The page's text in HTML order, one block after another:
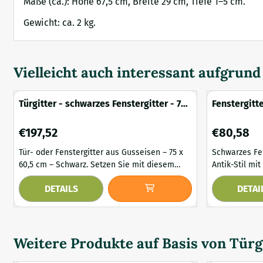
Gewicht: ca. 2 kg.
Vielleicht auch interessant
Türgitter - schwarzes Fenstergitter - 75
Preis: 197,52
€197,52
Tür- oder Fenstergitter aus Gusseisen – 75 x
60,5 cm – Schwarz. Setzen Sie mit diesem
schönen Tür- oder Fenstergitter aus
massivem Gusseisen einen stilvollen und
robusten Akzent in Ihr Zuhause. Die
schwarze Farbe für ein zeitloses und
elegantes Finish sorgt. Dieses G...
DETAILS
Preis: 80,58
€80,58
Schwarzes
Antik-Stil mit
Sie Ihrem
und
und
Weitere Produkte auf Basis von